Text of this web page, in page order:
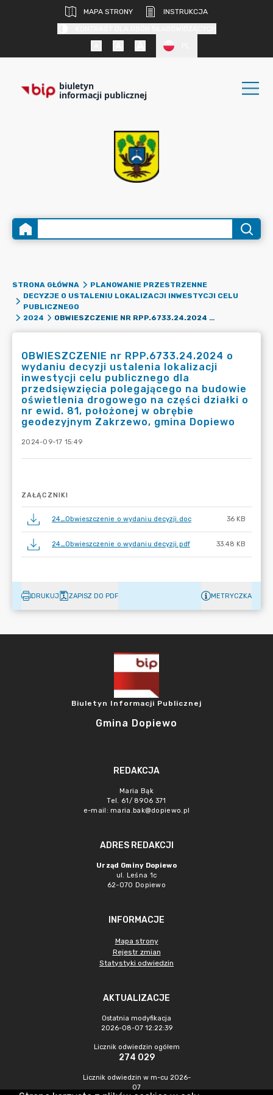
MAPA STRONY
INSTRUKCJA
biuletyn
informacji publicznej
STRONA GŁÓWNA
PLANOWANIE PRZESTRZENNE
DECYZJE O USTALENIU LOKALIZACJI INWESTYCJI CELU
PUBLICZNEGO
2024
OBWIESZCZENIE NR RPP.6733.24.2024 O WYDANIU DECYZJI USTALENIA LOKALIZACJI INWESTYCJI CELU PUBLICZNEGO DLA PRZEDSIĘWZIĘCIA POLEGAJĄCEGO NA BUDOWIE OŚWIETLENIA DROGOWEGO NA CZĘŚCI DZIAŁKI O NR EWID. 81, POŁOŻONEJ W OBRĘBIE GEODEZYJNYM ZAKRZEWO, GMINA DOPIEWO
OBWIESZCZENIE nr RPP.6733.24.2024 o
wydaniu decyzji ustalenia lokalizacji
inwestycji celu publicznego dla
przedsięwzięcia polegającego na budowie
oświetlenia drogowego na części działki o
nr ewid. 81, położonej w obrębie
geodezyjnym Zakrzewo, gmina Dopiewo
2024-09-17 15:49
ZAŁĄCZNIKI
24_Obwieszczenie o wydaniu decyzji.doc 36 KB
24_Obwieszczenie o wydaniu decyzji.pdf 33.48 KB
DRUKUJ ZAPISZ DO PDF METRYCZKA
Biuletyn Informacji Publicznej
Gmina Dopiewo
REDAKCJA
Maria Bąk
Tel. 61/ 8906 371
e-mail: maria.bak@dopiewo.pl
ADRES REDAKCJI
Urząd Gminy Dopiewo
ul. Leśna 1c
62-070 Dopiewo
INFORMACJE
Mapa strony
Rejestr zmian
Statystyki odwiedzin
AKTUALIZACJE
Ostatnia modyfikacja
2026-08-07 12:22:39
Licznik odwiedzin ogółem
274 029
Licznik odwiedzin w m-cu 2026-
07